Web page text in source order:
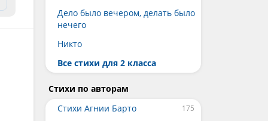
Дело было вечером, делать было
нечего
Никто
Все cтихи для 2 класса
Стихи по авторам
Стихи Агнии Барто